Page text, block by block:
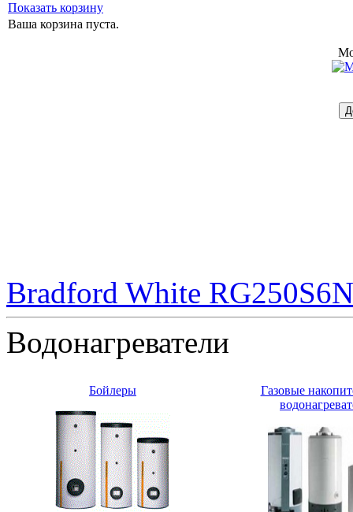
Показать корзину
Ваша корзина пуста.
Bradford White
Водонагреватели
Бойлеры
Газовые